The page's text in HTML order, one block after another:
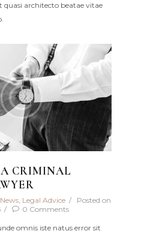
quasi architecto beatae vitae
CRIMINAL
Legal Advice
Posted on
0 Comments
omnis iste natus error sit